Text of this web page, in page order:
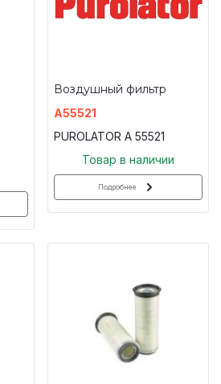
Воздушный фильтр
A55521
PUROLATOR A 55521
Товар в наличии
Подробнее